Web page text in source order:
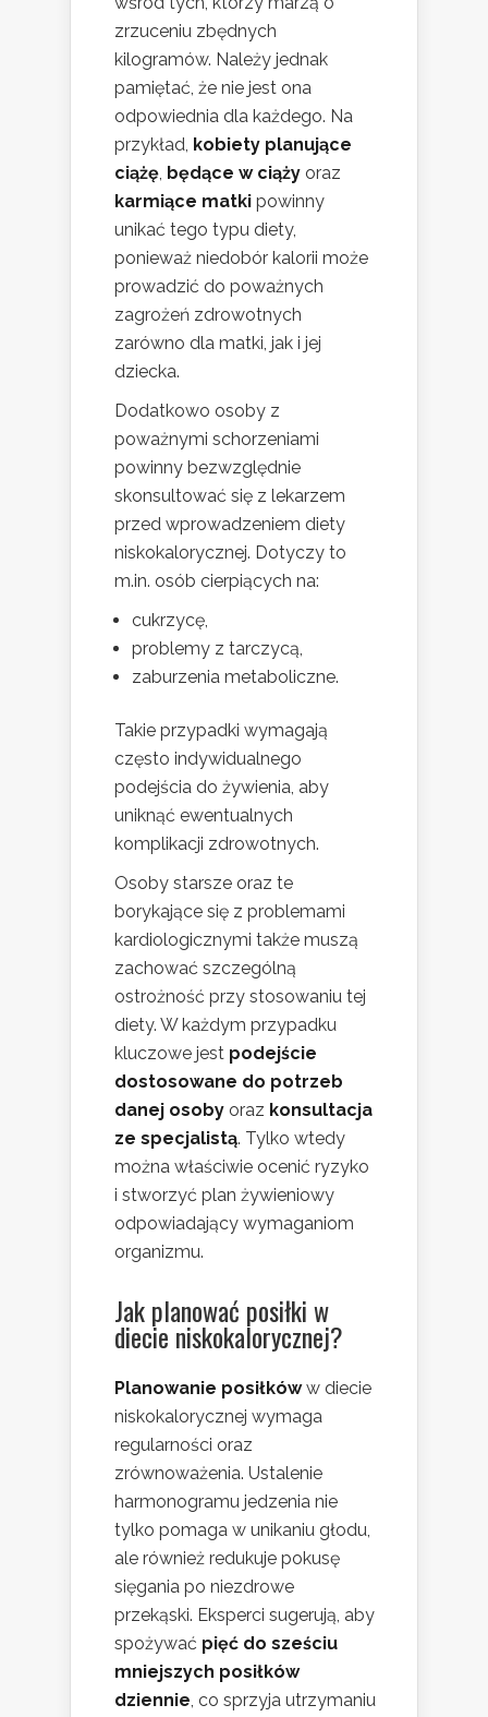
zrzuceniu zbędnych
kilogramów. Należy jednak
pamiętać, że nie jest ona
odpowiednia dla każdego. Na
przykład, kobiety planujące
ciążę, będące w ciąży oraz
karmiące matki powinny
unikać tego typu diety,
ponieważ niedobór kalorii może
prowadzić do poważnych
zagrożeń zdrowotnych
zarówno dla matki, jak i jej
dziecka.
Dodatkowo osoby z
poważnymi schorzeniami
powinny bezwzględnie
skonsultować się z lekarzem
przed wprowadzeniem diety
niskokalorycznej. Dotyczy to
m.in. osób cierpiących na:
cukrzycę,
problemy z tarczycą,
zaburzenia metaboliczne.
Takie przypadki wymagają
często indywidualnego
podejścia do żywienia, aby
uniknąć ewentualnych
komplikacji zdrowotnych.
Osoby starsze oraz te
borykające się z problemami
kardiologicznymi także muszą
zachować szczególną
ostrożność przy stosowaniu tej
diety. W każdym przypadku
kluczowe jest podejście
dostosowane do potrzeb
danej osoby oraz konsultacja
ze specjalistą. Tylko wtedy
można właściwie ocenić ryzyko
i stworzyć plan żywieniowy
odpowiadający wymaganiom
organizmu.
Jak planować posiłki w
diecie niskokalorycznej?
Planowanie posiłkóww diecie
niskokalorycznej wymaga
regularności oraz
zrównoważenia. Ustalenie
harmonogramu jedzenia nie
tylko pomaga w unikaniu głodu,
ale również redukuje pokusę
sięgania po niezdrowe
przekąski. Eksperci sugerują, aby
spożywać pięć do sześciu
mniejszych posiłków
dziennie, co sprzyja utrzymaniu